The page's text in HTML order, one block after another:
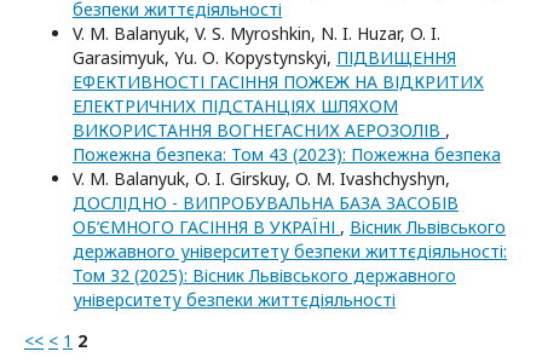
безпеки життєдіяльності
V. M. Balanyuk, V. S. Myroshkin, N. I. Huzar, O. I.
Garasimyuk, Yu. О. Kopystynskyi, ПІДВИЩЕННЯ
ЕФЕКТИВНОСТІ ГАСІННЯ ПОЖЕЖ НА ВІДКРИТИХ
ЕЛЕКТРИЧНИХ ПІДСТАНЦІЯХ ШЛЯХОМ
ВИКОРИСТАННЯ ВОГНЕГАСНИХ АЕРОЗОЛІВ ,
Пожежна безпека: Том 43 (2023): Пожежна безпека
V. M. Balanyuk, O. I. Girskuy, O. M. Ivashchyshyn,
ДОСЛІДНО - ВИПРОБУВАЛЬНА БАЗА ЗАСОБІВ
ОБ’ЄМНОГО ГАСІННЯ В УКРАЇНІ , Вісник Львівського
державного університету безпеки життєдіяльності:
Том 32 (2025): Вісник Львівського державного
університету безпеки життєдіяльності
<< < 1 2